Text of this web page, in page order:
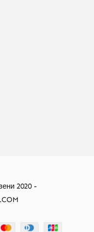
2020 -